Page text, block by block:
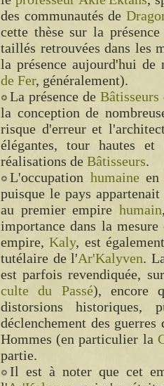
des communautés de
cette thèse sur la
taillés retrouvées dans les
la présence aujourd'hui de
de Fer, généralement).
La présence de Bâtisseurs
la conception de
risque d'erreur et
élégantes, tour hautes
réalisations de Bâtisseurs.
L'occupation humaine
puisque le pays
au premier empire humain
importance dans la
empire,Kaly, est
tutélaire de l'Ar'Kalyven.
est parfois revendiquée,
culte du Passé), encore
distorsions
déclenchement des
Hommes (en particulier la
partie.
Il est à noter que cet